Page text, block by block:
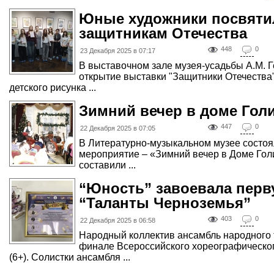
Юные художники
защитникам Отечества
23 Декабря 2025 в 07:17 448 0
В выставочном зале музея-усадьбы А.М.
открытие выставки "Защитники
детского рисунка ...
Зимний вечер в доме
22 Декабря 2025 в 07:05 447 0
В Литературно-музыкальном музее
мероприятие – «Зимний вечер в Доме
составили ...
“Юность” завоевала
“Таланты Черноземья”
22 Декабря 2025 в 06:58 403 0
Народный коллектив ансамбль народного
финале Всероссийского
(6+). Солистки ансамбля ...